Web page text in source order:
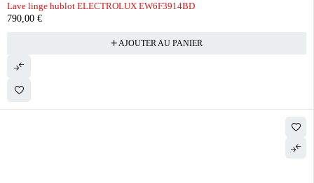
Lave linge hublot ELECTROLUX EW6F3914BD
790,00 €
AJOUTER AU PANIER